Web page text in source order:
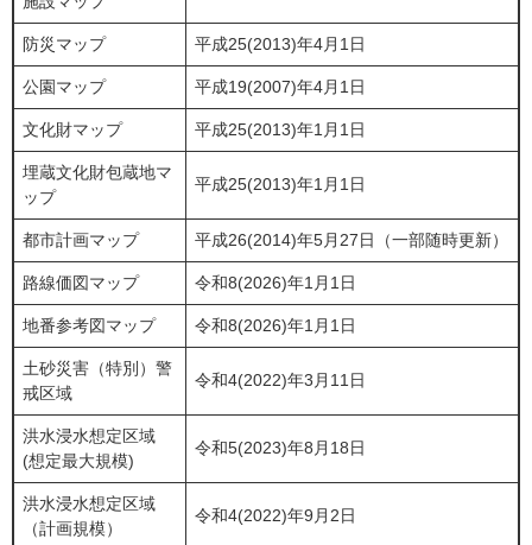
防災マップ 平成25(2013)年4月1日
公園マップ 平成19(2007)年4月1日
文化財マップ 平成25(2013)年1月1日
埋蔵文化財包蔵地マ
ップ
平成25(2013)年1月1日
都市計画マップ 平成26(2014)年5月27日（一部随時更新）
路線価図マップ 令和8(2026)年1月1日
地番参考図マップ 令和8(2026)年1月1日
土砂災害（特別）警
戒区域
令和4(2022)年3月11日
洪水浸水想定区域
(想定最大規模)
令和5(2023)年8月18日
洪水浸水想定区域
（計画規模）
令和4(2022)年9月2日